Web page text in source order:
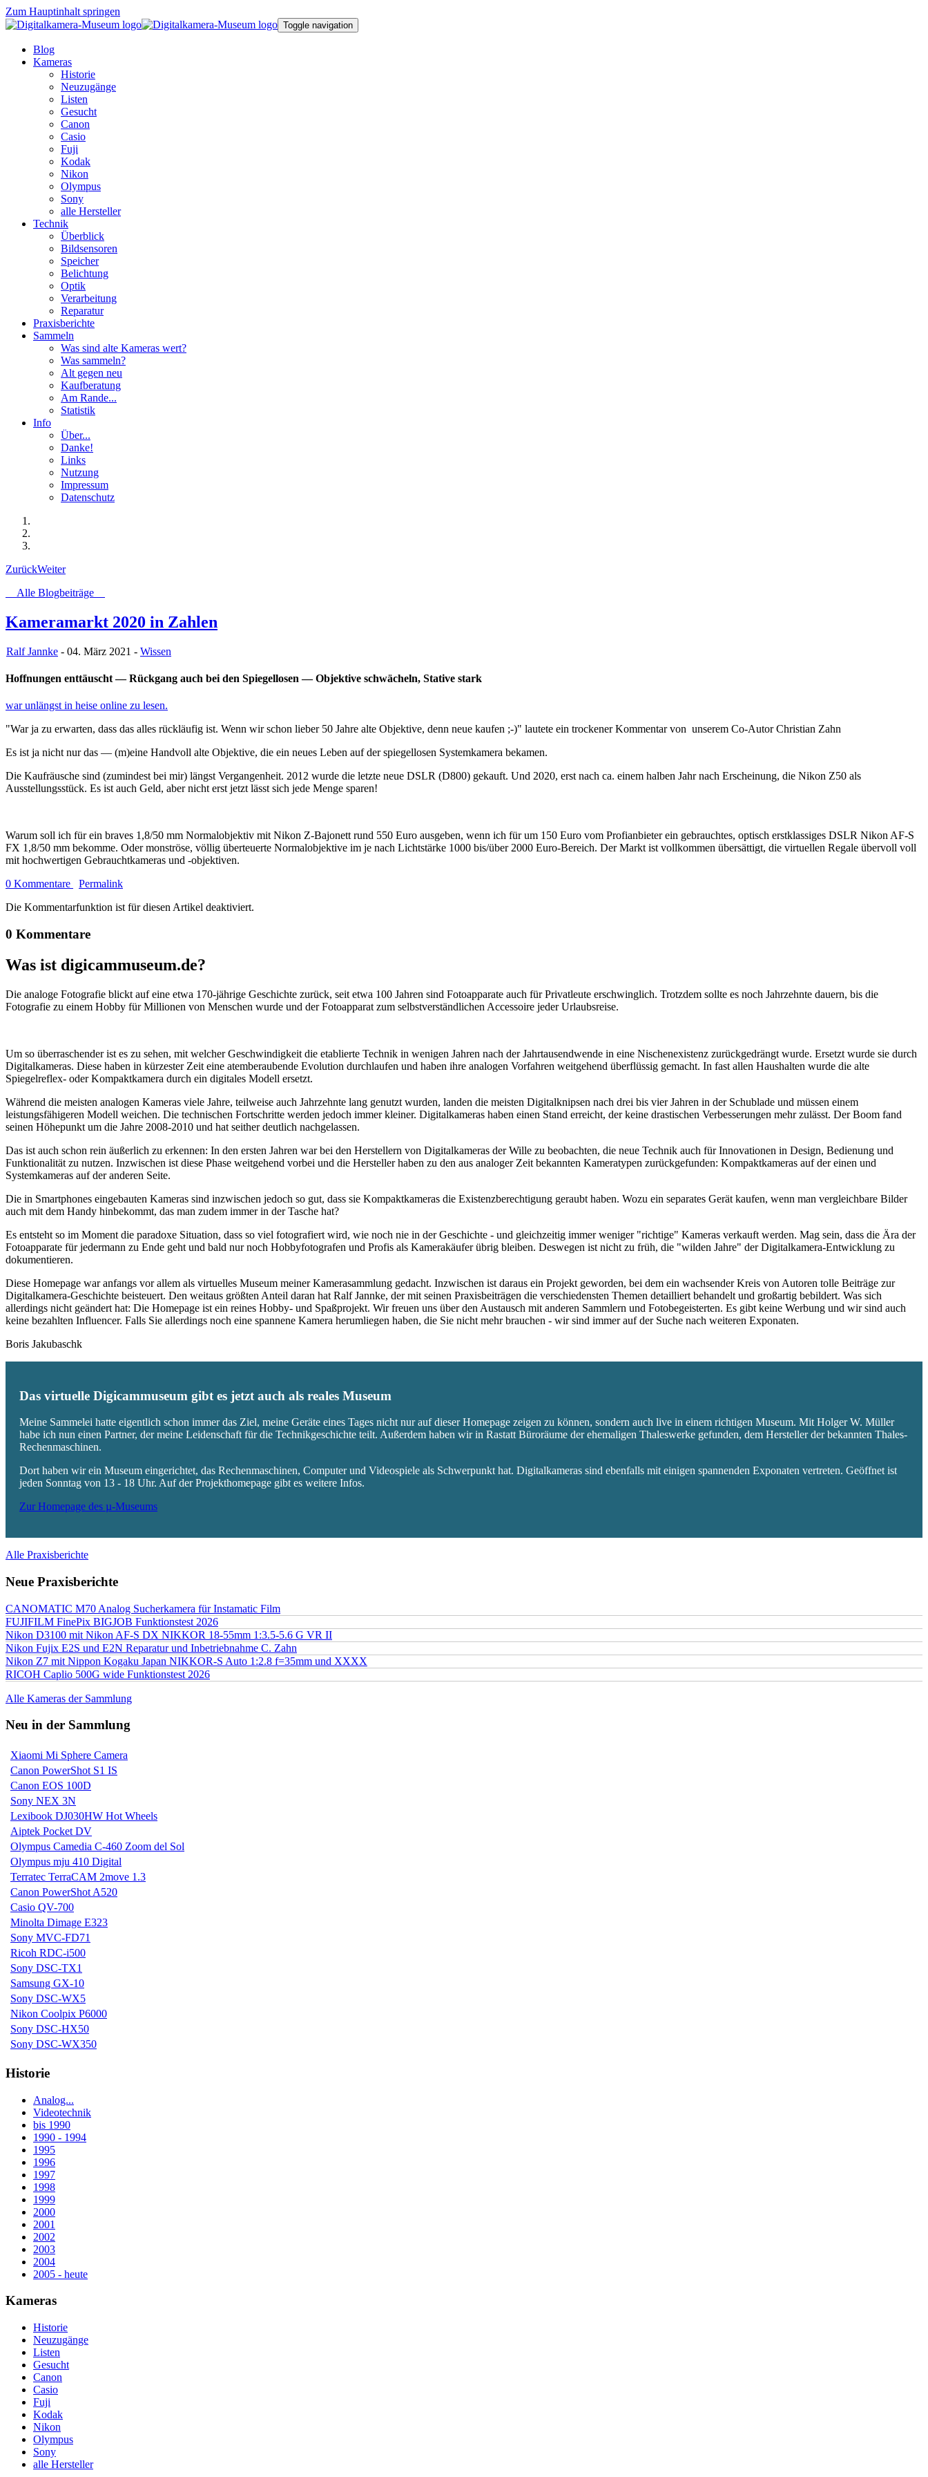
Zum Hauptinhalt springen
Toggle navigation
Blog
Kameras
Historie
Neuzugänge
Listen
Gesucht
Canon
Casio
Fuji
Kodak
Nikon
Olympus
Sony
alle Hersteller
Technik
Überblick
Bildsensoren
Speicher
Belichtung
Optik
Verarbeitung
Reparatur
Praxisberichte
Sammeln
Was sind alte Kameras wert?
Was sammeln?
Alt gegen neu
Kaufberatung
Am Rande...
Statistik
Info
Über...
Danke!
Links
Nutzung
Impressum
Datenschutz
ZurückWeiter
Alle Blogbeiträge
Kameramarkt 2020 in Zahlen
Ralf Jannke - 04. März 2021 - Wissen
Hoffnungen enttäuscht — Rückgang auch bei den Spiegellosen — Objektive schwächeln, Stative stark
war unlängst in heise online zu lesen.
"War ja zu erwarten, dass das alles rückläufig ist. Wenn wir schon lieber 50 Jahre alte Objektive, denn neue kaufen ;-)" lautete ein trockener Kommentar von unserem Co-Autor Christian Zahn
Es ist ja nicht nur das — (m)eine Handvoll alte Objektive, die ein neues Leben auf der spiegellosen Systemkamera bekamen.
Die Kaufräusche sind (zumindest bei mir) längst Vergangenheit. 2012 wurde die letzte neue DSLR (D800) gekauft. Und 2020, erst nach ca. einem halben Jahr nach Erscheinung, die Nikon Z50 als
Ausstellungsstück. Es ist auch Geld, aber nicht erst jetzt lässt sich jede Menge sparen!
Warum soll ich für ein braves 1,8/50 mm Normalobjektiv mit Nikon Z-Bajonett rund 550 Euro ausgeben, wenn ich für um 150 Euro vom Profianbieter ein gebrauchtes, optisch erstklassiges DSLR Nikon AF-S
FX 1,8/50 mm bekomme. Oder monströse, völlig überteuerte Normalobjektive im je nach Lichtstärke 1000 bis/über 2000 Euro-Bereich. Der Markt ist vollkommen übersättigt, die virtuellen Regale übervoll voll
mit hochwertigen Gebrauchtkameras und -objektiven.
0 Kommentare
Permalink
Die Kommentarfunktion ist für diesen Artikel deaktiviert.
0 Kommentare
Was ist digicammuseum.de?
Die analoge Fotografie blickt auf eine etwa 170-jährige Geschichte zurück, seit etwa 100 Jahren sind Fotoapparate auch für Privatleute erschwinglich. Trotzdem sollte es noch Jahrzehnte dauern, bis die
Fotografie zu einem Hobby für Millionen von Menschen wurde und der Fotoapparat zum selbstverständlichen Accessoire jeder Urlaubsreise.
Um so überraschender ist es zu sehen, mit welcher Geschwindigkeit die etablierte Technik in wenigen Jahren nach der Jahrtausendwende in eine Nischenexistenz zurückgedrängt wurde. Ersetzt wurde sie durch
Digitalkameras. Diese haben in kürzester Zeit eine atemberaubende Evolution durchlaufen und haben ihre analogen Vorfahren weitgehend überflüssig gemacht. In fast allen Haushalten wurde die alte
Spiegelreflex- oder Kompaktkamera durch ein digitales Modell ersetzt.
Während die meisten analogen Kameras viele Jahre, teilweise auch Jahrzehnte lang genutzt wurden, landen die meisten Digitalknipsen nach drei bis vier Jahren in der Schublade und müssen einem
leistungsfähigeren Modell weichen. Die technischen Fortschritte werden jedoch immer kleiner. Digitalkameras haben einen Stand erreicht, der keine drastischen Verbesserungen mehr zulässt. Der Boom fand
seinen Höhepunkt um die Jahre 2008-2010 und hat seither deutlich nachgelassen.
Das ist auch schon rein äußerlich zu erkennen: In den ersten Jahren war bei den Herstellern von Digitalkameras der Wille zu beobachten, die neue Technik auch für Innovationen in Design, Bedienung und
Funktionalität zu nutzen. Inzwischen ist diese Phase weitgehend vorbei und die Hersteller haben zu den aus analoger Zeit bekannten Kameratypen zurückgefunden: Kompaktkameras auf der einen und
Systemkameras auf der anderen Seite.
Die in Smartphones eingebauten Kameras sind inzwischen jedoch so gut, dass sie Kompaktkameras die Existenzberechtigung geraubt haben. Wozu ein separates Gerät kaufen, wenn man vergleichbare Bilder
auch mit dem Handy hinbekommt, das man zudem immer in der Tasche hat?
Es entsteht so im Moment die paradoxe Situation, dass so viel fotografiert wird, wie noch nie in der Geschichte - und gleichzeitig immer weniger "richtige" Kameras verkauft werden. Mag sein, dass die Ära der
Fotoapparate für jedermann zu Ende geht und bald nur noch Hobbyfotografen und Profis als Kamerakäufer übrig bleiben. Deswegen ist nicht zu früh, die "wilden Jahre" der Digitalkamera-Entwicklung zu
dokumentieren.
Diese Homepage war anfangs vor allem als virtuelles Museum meiner Kamerasammlung gedacht. Inzwischen ist daraus ein Projekt geworden, bei dem ein wachsender Kreis von Autoren tolle Beiträge zur
Digitalkamera-Geschichte beisteuert. Den weitaus größten Anteil daran hat Ralf Jannke, der mit seinen Praxisbeiträgen die verschiedensten Themen detailliert behandelt und großartig bebildert. Was sich
allerdings nicht geändert hat: Die Homepage ist ein reines Hobby- und Spaßprojekt. Wir freuen uns über den Austausch mit anderen Sammlern und Fotobegeisterten. Es gibt keine Werbung und wir sind auch
keine bezahlten Influencer. Falls Sie allerdings noch eine spannene Kamera herumliegen haben, die Sie nicht mehr brauchen - wir sind immer auf der Suche nach weiteren Exponaten.
Boris Jakubaschk
Das virtuelle Digicammuseum gibt es jetzt auch als reales Museum
Meine Sammelei hatte eigentlich schon immer das Ziel, meine Geräte eines Tages nicht nur auf dieser Homepage zeigen zu können, sondern auch live in einem richtigen Museum. Mit Holger W. Müller
habe ich nun einen Partner, der meine Leidenschaft für die Technikgeschichte teilt. Außerdem haben wir in Rastatt Büroräume der ehemaligen Thaleswerke gefunden, dem Hersteller der bekannten Thales-
Rechenmaschinen.
Dort haben wir ein Museum eingerichtet, das Rechenmaschinen, Computer und Videospiele als Schwerpunkt hat. Digitalkameras sind ebenfalls mit einigen spannenden Exponaten vertreten. Geöffnet ist
jeden Sonntag von 13 - 18 Uhr. Auf der Projekthomepage gibt es weitere Infos.
Zur Homepage des µ-Museums
Alle Praxisberichte
Neue Praxisberichte
CANOMATIC M70 Analog Sucherkamera für Instamatic Film
FUJIFILM FinePix BIGJOB Funktionstest 2026
Nikon D3100 mit Nikon AF-S DX NIKKOR 18-55mm 1:3.5-5.6 G VR II
Nikon Fujix E2S und E2N Reparatur und Inbetriebnahme C. Zahn
Nikon Z7 mit Nippon Kogaku Japan NIKKOR-S Auto 1:2.8 f=35mm und XXXX
RICOH Caplio 500G wide Funktionstest 2026
Alle Kameras der Sammlung
Neu in der Sammlung
Xiaomi Mi Sphere Camera
Canon PowerShot S1 IS
Canon EOS 100D
Sony NEX 3N
Lexibook DJ030HW Hot Wheels
Aiptek Pocket DV
Olympus Camedia C-460 Zoom del Sol
Olympus mju 410 Digital
Terratec TerraCAM 2move 1.3
Canon PowerShot A520
Casio QV-700
Minolta Dimage E323
Sony MVC-FD71
Ricoh RDC-i500
Sony DSC-TX1
Samsung GX-10
Sony DSC-WX5
Nikon Coolpix P6000
Sony DSC-HX50
Sony DSC-WX350
Historie
Analog...
Videotechnik
bis 1990
1990 - 1994
1995
1996
1997
1998
1999
2000
2001
2002
2003
2004
2005 - heute
Kameras
Historie
Neuzugänge
Listen
Gesucht
Canon
Casio
Fuji
Kodak
Nikon
Olympus
Sony
alle Hersteller